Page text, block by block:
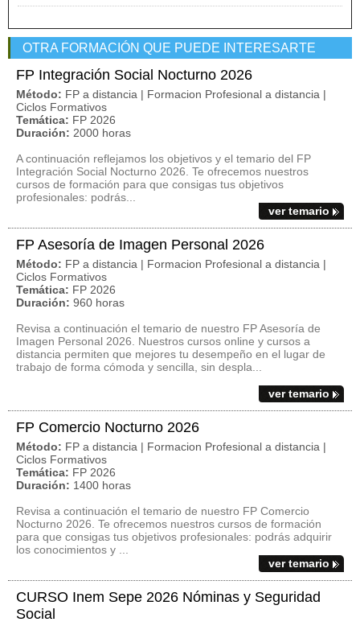
OTRA FORMACIÓN QUE PUEDE INTERESARTE
FP Integración Social Nocturno 2026
Método: FP a distancia | Formacion Profesional a distancia |
Ciclos Formativos
Temática: FP 2026
Duración: 2000 horas
A continuación reflejamos los objetivos y el temario del FP
Integración Social Nocturno 2026. Te ofrecemos nuestros
cursos de formación para que consigas tus objetivos
profesionales: podrás...
ver temario
FP Asesoría de Imagen Personal 2026
Método: FP a distancia | Formacion Profesional a distancia |
Ciclos Formativos
Temática: FP 2026
Duración: 960 horas
Revisa a continuación el temario de nuestro FP Asesoría de
Imagen Personal 2026. Nuestros cursos online y cursos a
distancia permiten que mejores tu desempeño en el lugar de
trabajo de forma cómoda y sencilla, sin despla...
ver temario
FP Comercio Nocturno 2026
Método: FP a distancia | Formacion Profesional a distancia |
Ciclos Formativos
Temática: FP 2026
Duración: 1400 horas
Revisa a continuación el temario de nuestro FP Comercio
Nocturno 2026. Te ofrecemos nuestros cursos de formación
para que consigas tus objetivos profesionales: podrás adquirir
los conocimientos y ...
ver temario
CURSO Inem Sepe 2026 Nóminas y Seguridad
Social